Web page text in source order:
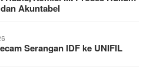
Akuntabel
Serangan IDF ke UNIFIL